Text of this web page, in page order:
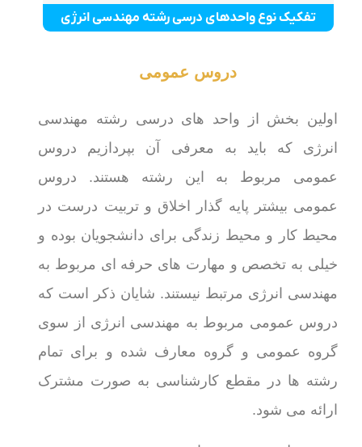
تفکیک نوع واحدهای درسی رشته مهندسی انرژی
دروس عمومی
اولین بخش از واحد های درسی رشته مهندسی
انرژی که باید به معرفی آن بپردازیم دروس
عمومی مربوط به این رشته هستند. دروس
عمومی بیشتر پایه گذار اخلاق و تربیت درست در
محیط کار و محیط زندگی برای دانشجویان بوده و
خیلی به تخصص و مهارت های حرفه ای مربوط به
مهندسی انرژی مرتبط نیستند. شایان ذکر است که
دروس عمومی مربوط به مهندسی انرژی از سوی
گروه عمومی و گروه معارف شده و برای تمام
رشته ها در مقطع کارشناسی به صورت مشترک
ارائه می شود.